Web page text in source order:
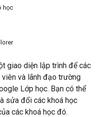
học
giao diện lập trình để các
viên và lãnh đạo trường
Lớp học. Bạn có thể
sửa đổi các khoá học
các khoá học đó.